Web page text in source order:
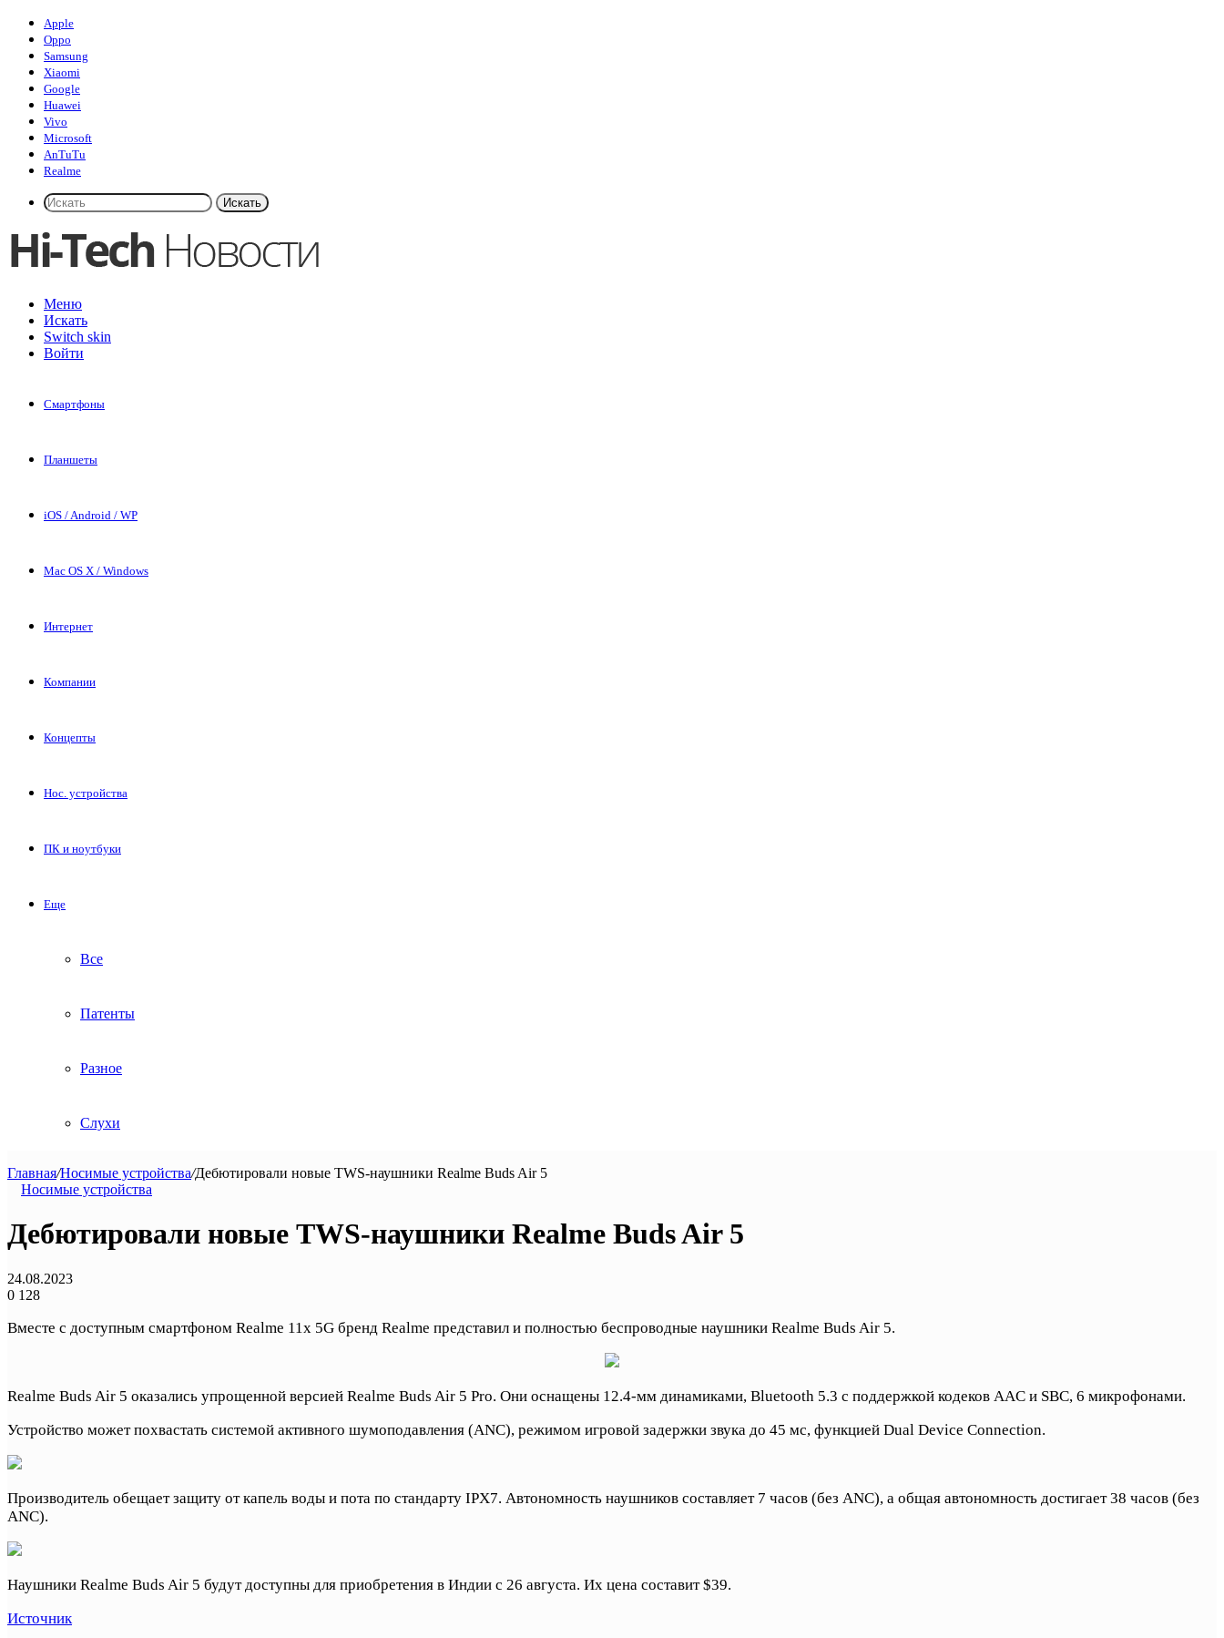
Apple
Oppo
Samsung
Xiaomi
Google
Huawei
Vivo
Microsoft
AnTuTu
Realme
Искать
Меню
Искать
Switch skin
Войти
Смартфоны
Планшеты
iOS / Android / WP
Mac OS X / Windows
Интернет
Компании
Концепты
Нос. устройства
ПК и ноутбуки
Еще
Все
Патенты
Разное
Слухи
Главная/Носимые устройства/Дебютировали новые TWS-наушники Realme Buds Air 5
Носимые устройства
Дебютировали новые TWS-наушники Realme Buds Air 5
24.08.2023
0 128
Вместе с доступным смартфоном Realme 11x 5G бренд Realme представил и полностью беспроводные наушники Realme Buds Air 5.
Realme Buds Air 5 оказались упрощенной версией Realme Buds Air 5 Pro. Они оснащены 12.4-мм динамиками, Bluetooth 5.3 с поддержкой кодеков AAC и SBC, 6 микрофонами.
Устройство может похвастать системой активного шумоподавления (ANC), режимом игровой задержки звука до 45 мс, функцией Dual Device Connection.
Производитель обещает защиту от капель воды и пота по стандарту IPX7. Автономность наушников составляет 7 часов (без ANC), а общая автономность достигает 38 часов (без
ANC).
Наушники Realme Buds Air 5 будут доступны для приобретения в Индии с 26 августа. Их цена составит $39.
Источник